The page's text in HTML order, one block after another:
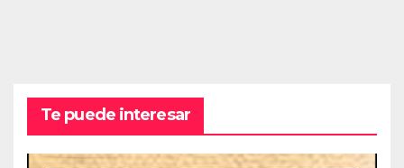
Te puede interesar